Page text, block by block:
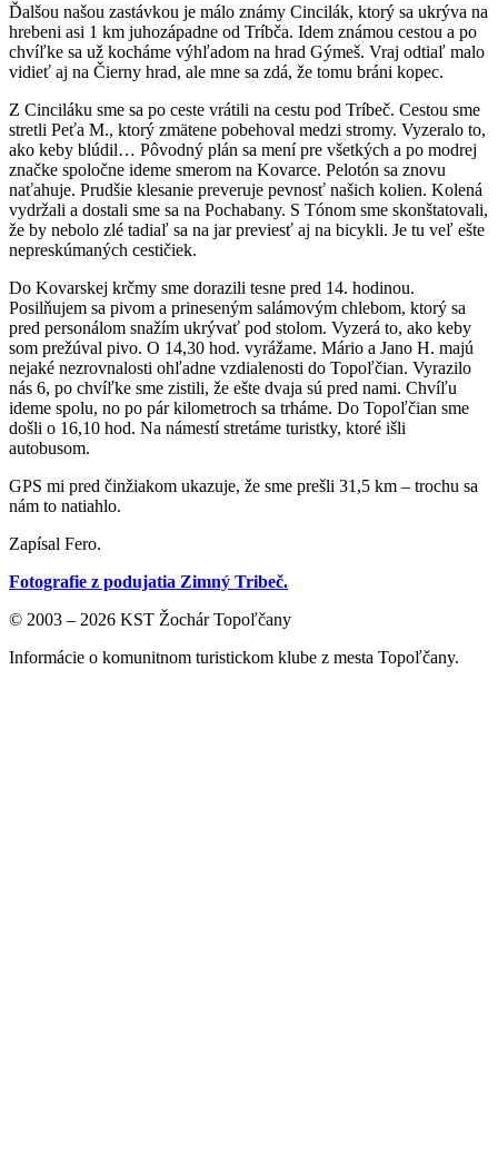
Ďalšou našou zastávkou je málo známy Cincilák, ktorý sa ukrýva na
hrebeni asi 1 km juhozápadne od Tríbča. Idem známou cestou a po
chvíľke sa už kocháme výhľadom na hrad Gýmeš. Vraj odtiaľ malo
vidieť aj na Čierny hrad, ale mne sa zdá, že tomu bráni kopec.
Z Cinciláku sme sa po ceste vrátili na cestu pod Tríbeč. Cestou sme
stretli Peťa M., ktorý zmätene pobehoval medzi stromy. Vyzeralo to,
ako keby blúdil… Pôvodný plán sa mení pre všetkých a po modrej
značke spoločne ideme smerom na Kovarce. Pelotón sa znovu
naťahuje. Prudšie klesanie preveruje pevnosť našich kolien. Kolená
vydržali a dostali sme sa na Pochabany. S Tónom sme skonštatovali,
že by nebolo zlé tadiaľ sa na jar previesť aj na bicykli. Je tu veľ ešte
nepreskúmaných cestičiek.
Do Kovarskej krčmy sme dorazili tesne pred 14. hodinou.
Posilňujem sa pivom a prineseným salámovým chlebom, ktorý sa
pred personálom snažím ukrývať pod stolom. Vyzerá to, ako keby
som prežúval pivo. O 14,30 hod. vyrážame. Mário a Jano H. majú
nejaké nezrovnalosti ohľadne vzdialenosti do Topoľčian. Vyrazilo
nás 6, po chvíľke sme zistili, že ešte dvaja sú pred nami. Chvíľu
ideme spolu, no po pár kilometroch sa trháme. Do Topoľčian sme
došli o 16,10 hod. Na námestí stretáme turistky, ktoré išli
autobusom.
GPS mi pred činžiakom ukazuje, že sme prešli 31,5 km – trochu sa
nám to natiahlo.
Zapísal Fero.
Fotografie z podujatia Zimný Tribeč.
© 2003 – 2026 KST Žochár Topoľčany
Informácie o komunitnom turistickom klube z mesta Topoľčany.